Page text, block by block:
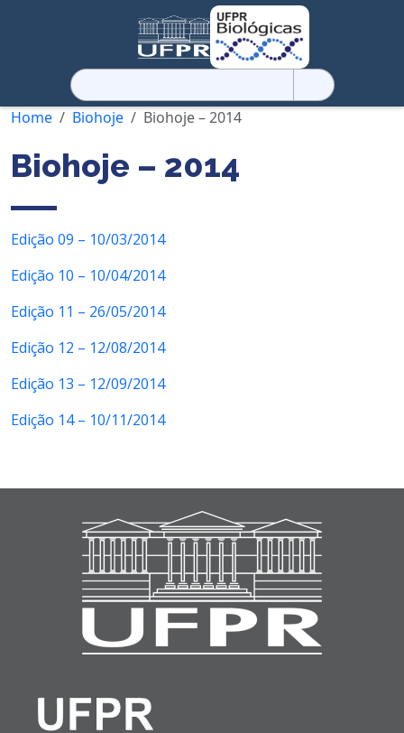
Pesquisar
por:
Home
Biohoje Biohoje – 2014
Biohoje – 2014
Edição 09 – 10/03/2014
Edição 10 – 10/04/2014
Edição 11 – 26/05/2014
Edição 12 – 12/08/2014
Edição 13 – 12/09/2014
Edição 14 – 10/11/2014